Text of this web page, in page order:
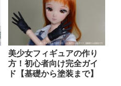
美少女フィギュアの作り
方！初心者向け完全ガイ
ド【基礎から塗装まで】